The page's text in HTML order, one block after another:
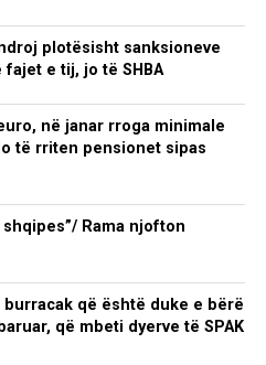
plotësisht sanksioneve
e tij, jo të SHBA
në janar rroga minimale
të rriten pensionet sipas
Rama njofton
burracak që është duke e bërë
që mbeti dyerve të SPAK